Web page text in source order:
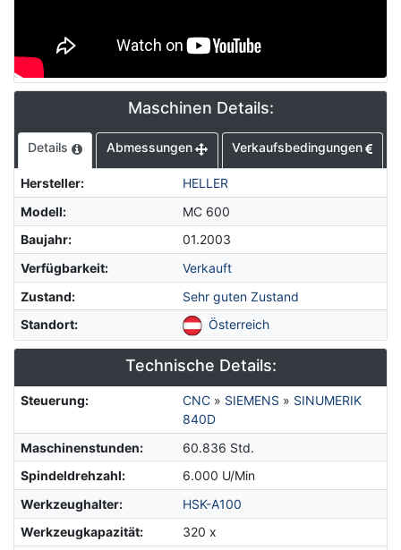
Maschinen Details:
Details Abmessungen Verkaufsbedingungen
Hersteller:
HELLER
Modell:
MC 600
Baujahr:
01.2003
Verfügbarkeit:
Verkauft
Zustand:
Sehr guten Zustand
Standort: Österreich
Technische Details:
Steuerung: CNC» SIEMENS » SINUMERIK
840D
Maschinenstunden:
60.836 Std.
Spindeldrehzahl:
6.000 U/Min
Werkzeughalter:
HSK-A100
Werkzeugkapazität:
320 x